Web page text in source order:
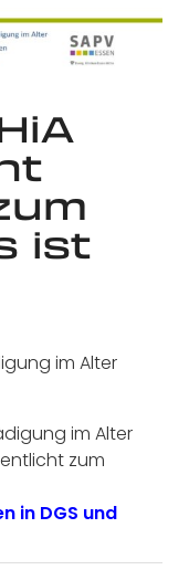
ist
im Alter
im Alter
zum
in DGS und